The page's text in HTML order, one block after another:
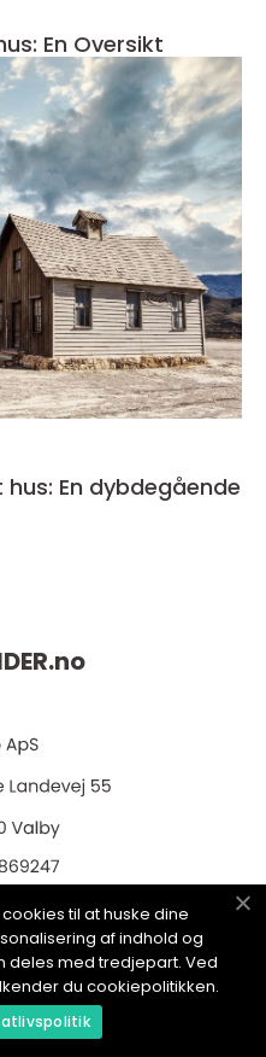
En Oversikt
En dybdegående
no
til at huske dine
af indhold og
deles med tredjepart. Ved
du cookiepolitikken.